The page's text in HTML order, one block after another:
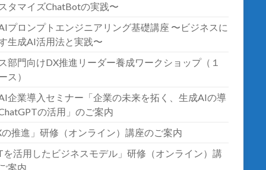
タマイズChatBotの実践〜
プロンプトエンジニアリング基礎講座 〜ビジネスに
生成AI活用法と実践〜
部門向けDX推進リーダー養成ワークショップ（１
ス）
企業導入セミナー「企業の未来を拓く、生成AIの導
の活用」のご案内
推進」研修（オンライン）講座のご案内
を活用したビジネスモデル」研修（オンライン）講
案内